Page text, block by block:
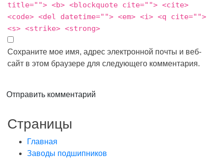
title=""> <b> <blockquote cite=""> <cite>
<code> <del datetime=""> <em> <i> <q cite="">
<s> <strike> <strong>
Сохраните мое имя, адрес электронной почты и веб-
сайт в этом браузере для следующего комментария.
Отправить комментарий
Страницы
Главная
Заводы подшипников